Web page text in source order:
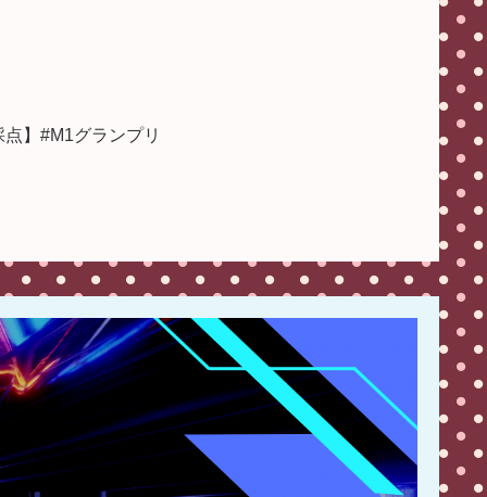
】#M1グランプリ